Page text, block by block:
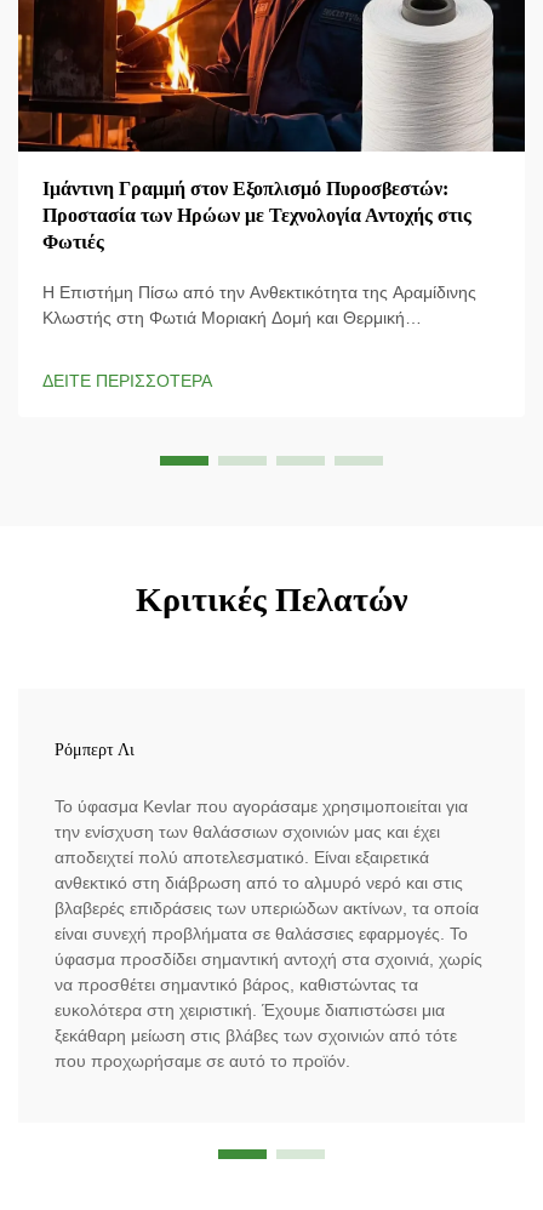
Ιμάντινη Γραμμή στον Εξοπλισμό Πυροσβεστών:
Προστασία των Ηρώων με Τεχνολογία Αντοχής στις
Φωτιές
Η Επιστήμη Πίσω από την Ανθεκτικότητα της Αραμίδινης
Κλωστής στη Φωτιά Μοριακή Δομή και Θερμική
ΔΕΙΤΕ ΠΕΡΙΣΣΟΤΕΡΑ
Κριτικές Πελατών
Ρόμπερτ Λι
Το ύφασμα Kevlar που αγοράσαμε χρησιμοποιείται για
την ενίσχυση των θαλάσσιων σχοινιών μας και έχει
αποδειχτεί πολύ αποτελεσματικό. Είναι εξαιρετικά
ανθεκτικό στη διάβρωση από το αλμυρό νερό και στις
βλαβερές επιδράσεις των υπεριώδων ακτίνων, τα οποία
είναι συνεχή προβλήματα σε θαλάσσιες εφαρμογές. Το
ύφασμα προσδίδει σημαντική αντοχή στα σχοινιά, χωρίς
να προσθέτει σημαντικό βάρος, καθιστώντας τα
ευκολότερα στη χειριστική. Έχουμε διαπιστώσει μια
ξεκάθαρη μείωση στις βλάβες των σχοινιών από τότε
που προχωρήσαμε σε αυτό το προϊόν.